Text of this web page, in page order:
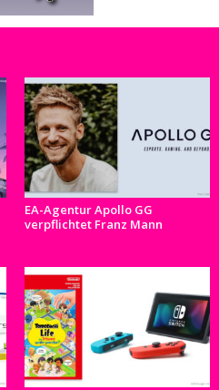
EA-Agentur Apollo GG
verpflichtet Franz Mann